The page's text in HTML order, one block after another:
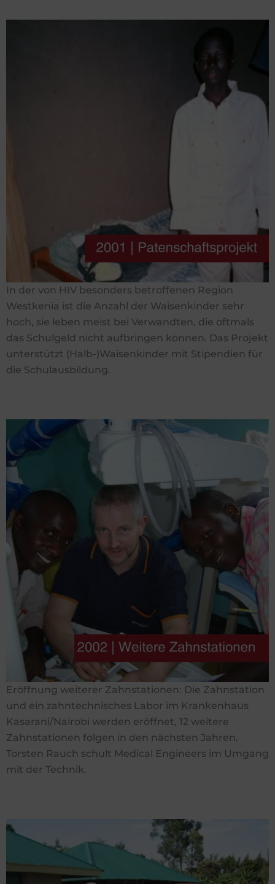
In der von HIV besonders betroffenen Region
Westkenia ist die Anzahl der Waisenkinder sehr
hoch, sie leben meist bei Verwandten, die oftmals
das Schulgeld nicht aufbringen können. Das Projekt
unterstützt (Halb-)Waisenkinder mit Stipendien für
die Schulausbildung.
Eröffnung weiterer Zahnstationen: Die Zahnstation
und ein zahntechnisches Labor im Krankenhaus
Kasarani/Nairobi werden eröffnet, 12 weitere
Zahnstationen folgen in den nächsten Jahren.
Torsten Rauch schult Medical Engineers im Umgang
mit der Technik.